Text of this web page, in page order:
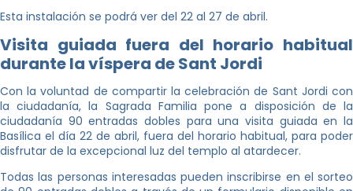
Esta instalación se podrá ver del 22 al 27 de abril.
Visita guiada fuera del horario habitual
durante la víspera de Sant Jordi
Con la voluntad de compartir la celebración de Sant Jordi con
la ciudadanía, la Sagrada Familia pone a disposición de la
ciudadanía 90 entradas dobles para una visita guiada en la
Basílica el día 22 de abril, fuera del horario habitual, para poder
disfrutar de la excepcional luz del templo al atardecer.
Todas las personas interesadas pueden inscribirse en el sorteo